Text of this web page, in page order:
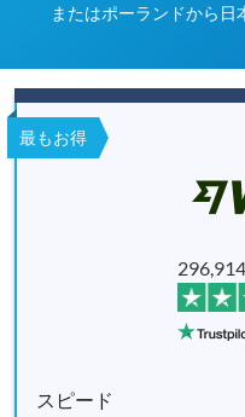
またはポーランドから日
最もお得